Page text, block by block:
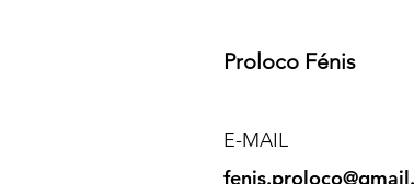
Proloco Fénis
E-MAIL